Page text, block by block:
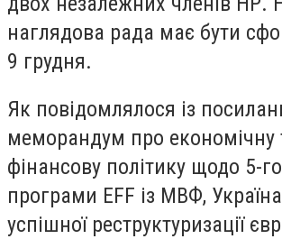
наглядова рада має бути
9 грудня.
Як повідомлялося із
меморандум про економічну
фінансову політику щодо 5-
програми EFF із МВФ,
успішної реструктуризації